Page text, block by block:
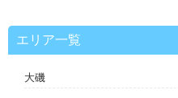
ン
エリア一覧
大磯